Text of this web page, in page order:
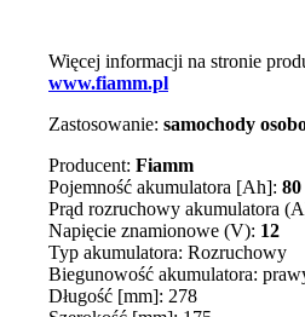
Więcej informacji na stronie
www.fiamm.pl
Zastosowanie: samochody
Producent: Fiamm
Pojemność akumulatora [Ah]: 80
Prąd rozruchowy akumulatora
Napięcie znamionowe (V): 12
Typ akumulatora: Rozruchowy
Biegunowość akumulatora:
Długość [mm]: 278